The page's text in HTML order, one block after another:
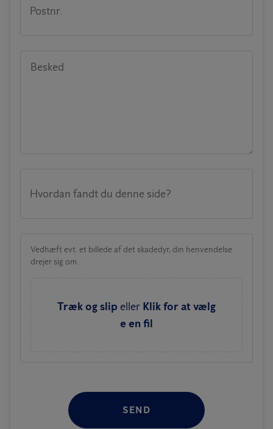
Postnr.
Besked
Hvordan fandt du denne side?
Vedhæft evt. et billede af det skadedyr, din henvendelse
drejer sig om.
Træk og slip eller Klik for at vælg
e en fil
SEND